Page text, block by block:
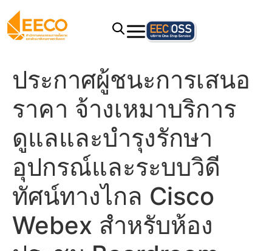
ประกาศผู้ชนะการเสนอ
ราคา จ้างเหมาบริการ
ดูแลและบำรุงรักษา
อุปกรณ์และระบบวิดี
ทัศน์ทางไกล Cisco
Webex สำหรับห้อง